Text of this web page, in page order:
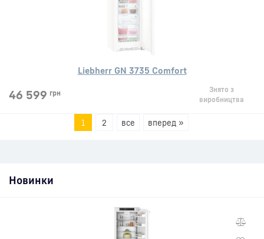
Liebherr GN 3735 Comfort
46 599 грн
Знято з
виробництва
1 2 все вперед »
Новинки